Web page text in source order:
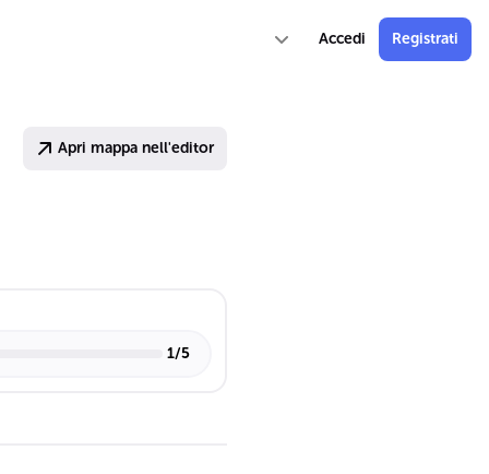
Accedi Registrati
Apri mappa nell'editor
1/5